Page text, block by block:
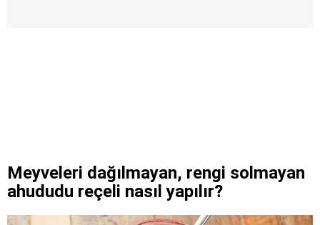
Meyveleri dağılmayan, rengi solmayan
ahududu reçeli nasıl yapılır?